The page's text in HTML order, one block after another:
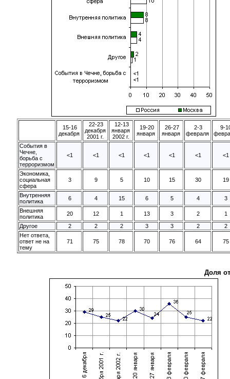
15-16
декабря
22-23
декабря
2001 г.
12-13
января
2002 г.
19-20
января
26-27
января
2-3
февраля
9-
События в
Чечне,
борьба с
терроризмом
<1 <1 <1 <1 <1 <1 <1
Экономика,
социальная
сфера
3 9 5 10 15 30 19
Внутренняя
политика
6 4 15 6 5 4
3
Внешняя
политика
20 12 1 13 3 2
1
Другое
2 2 2 3 3 2
2
Нет ответа,
ответ не на
тему
71 75 78 70 76 64 75
Доля